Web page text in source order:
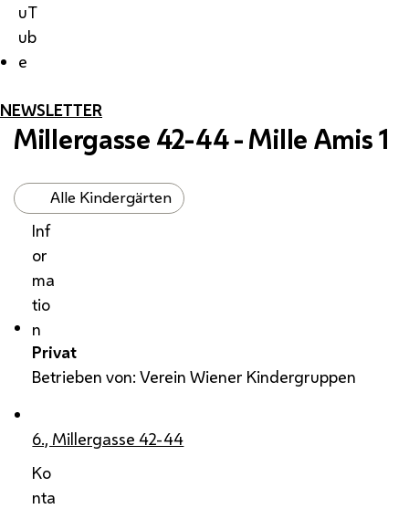
uT
ub
e
NEWSLETTER
Millergasse 42-44 - Mille Amis 1
Alle Kindergärten
Inf
or
ma
tio
n
Privat
Betrieben von: Verein Wiener Kindergruppen
6., Millergasse 42-44
Ko
nta